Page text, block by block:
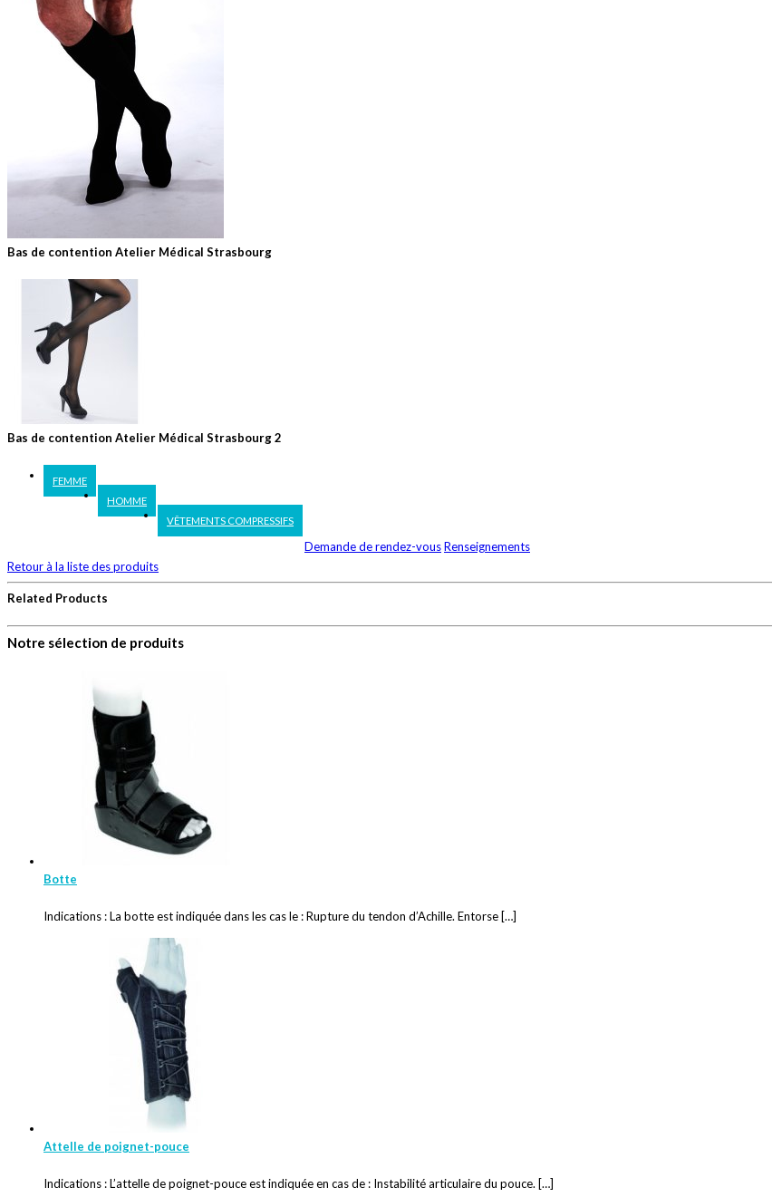
Bas de contention Atelier Médical Strasbourg
Bas de contention Atelier Médical Strasbourg 2
FEMME
HOMME
VÊTEMENTS COMPRESSIFS
Demande de rendez-vousRenseignements
Retour à la liste des produits
Related Products
Notre sélection de produits
Botte
Indications : La botte est indiquée dans les cas le : Rupture du tendon d’Achille. Entorse […]
Attelle de poignet-pouce
Indications : L’attelle de poignet-pouce est indiquée en cas de : Instabilité articulaire du pouce. […]